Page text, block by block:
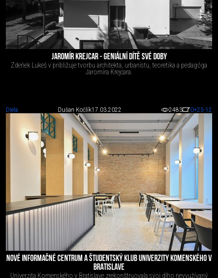
JAROMÍR KREJCAR - GENIÁLNÍ DÍTĚ SVÉ DOBY
Zdeňek Lukeš v približuje tvorbu architekta, urbanistu, teoretika a pedagóga
Jaromíra Krejcara.
Diela Dušan Kočlík17.03.2022 2483 0+25-12
NOVÉ INFORMAČNÉ CENTRUM A ŠTUDENTSKÝ KLUB UNIVERZITY KOMENSKÉHO V
BRATISLAVE
Univerzita Komenského v Bratislave zrekonštruovala svoj dlho nevyužívaný